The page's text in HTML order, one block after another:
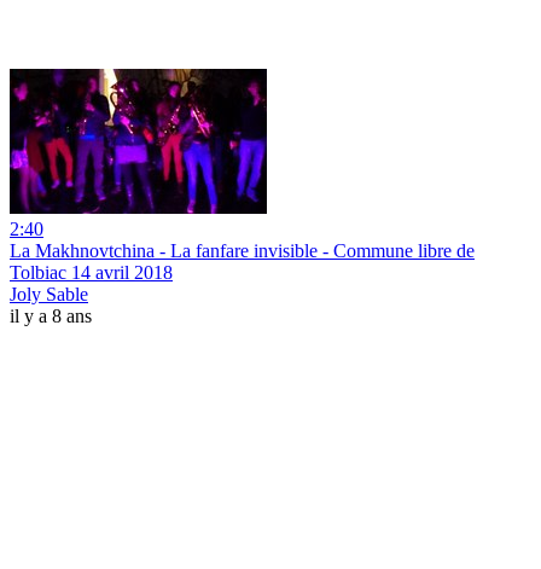
2:40
La Makhnovtchina - La fanfare invisible - Commune libre de
Tolbiac 14 avril 2018
Joly Sable
il y a 8 ans